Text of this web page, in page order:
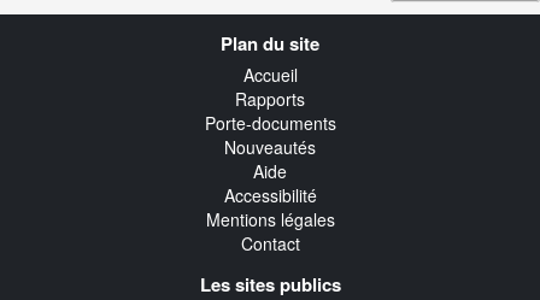
Plan du site
Accueil
Rapports
Porte-documents
Nouveautés
Aide
Accessibilité
Mentions légales
Contact
Les sites publics